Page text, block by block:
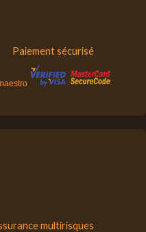
Paiement sécurisé
multirisques